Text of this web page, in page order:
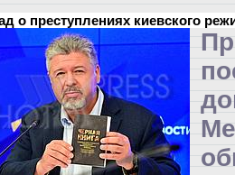
о преступлениях киевского